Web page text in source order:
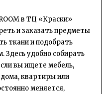
в ТЦ «Краски»
и заказать предметы
ткани и подобрать
Здесь удобно собирать
вы ищете мебель,
квартиры или
меняется,